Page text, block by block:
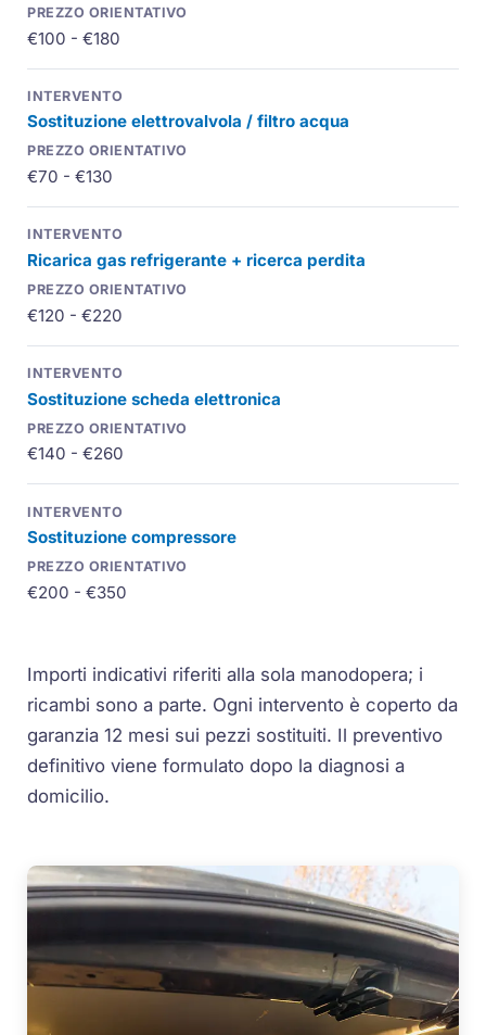
€100 - €180
Sostituzione elettrovalvola / filtro acqua
€70 - €130
Ricarica gas refrigerante + ricerca perdita
€120 - €220
Sostituzione scheda elettronica
€140 - €260
Sostituzione compressore
€200 - €350
Importi indicativi riferiti alla sola manodopera; i
ricambi sono a parte. Ogni intervento è coperto da
garanzia 12 mesi sui pezzi sostituiti. Il preventivo
definitivo viene formulato dopo la diagnosi a
domicilio.